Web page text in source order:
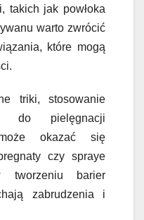
takich jak powłoka
warto zwrócić
które mogą
triki, stosowanie
do pielęgnacji
okazać się
czy spraye
tworzeniu barier
zabrudzenia i